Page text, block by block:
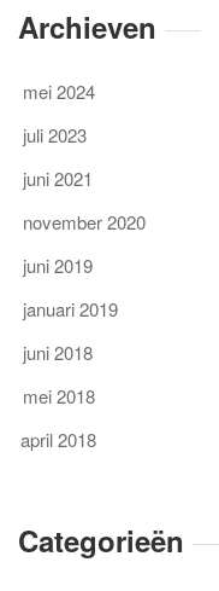
Archieven
mei 2024
juli 2023
juni 2021
november 2020
juni 2019
januari 2019
juni 2018
mei 2018
april 2018
Categorieën